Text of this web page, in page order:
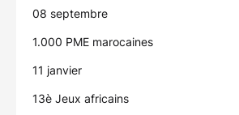
08 septembre
1.000 PME marocaines
11 janvier
13è Jeux africains